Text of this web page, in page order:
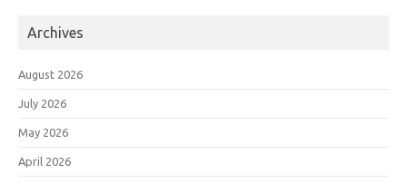
Archives
August 2026
July 2026
May 2026
April 2026